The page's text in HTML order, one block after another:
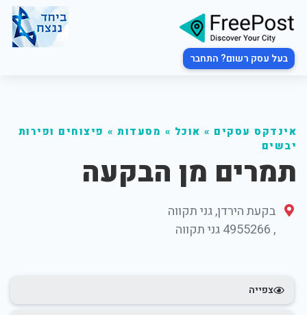
בעל עסק רשום? התחבר
אינדקס עסקים » אוכל » מסעדות » פיצוחים ופירות
יבשים
תמרים מן הבקעה
בקעת הירדן, גני תקווה
,
4955266 גני תקווה
צפייה